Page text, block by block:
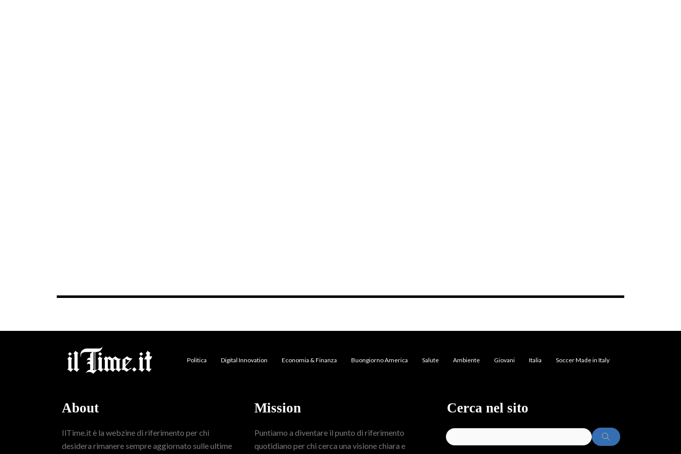
Politica Digital Innovation Economia & Finanza Buongiorno America Salute Ambiente Giovani Italia Soccer Made in Italy
About
IlTime.it è la webzine di riferimento per chi
desidera rimanere sempre aggiornato sulle ultime
Mission
Puntiamo a diventare il punto di riferimento
quotidiano per chi cerca una visione chiara e
Cerca nel sito